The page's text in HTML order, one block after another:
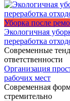
Уборка после
Экологичная
переработка
Современные
ответственности
Организация
рабочих мест
Современная
стремительно